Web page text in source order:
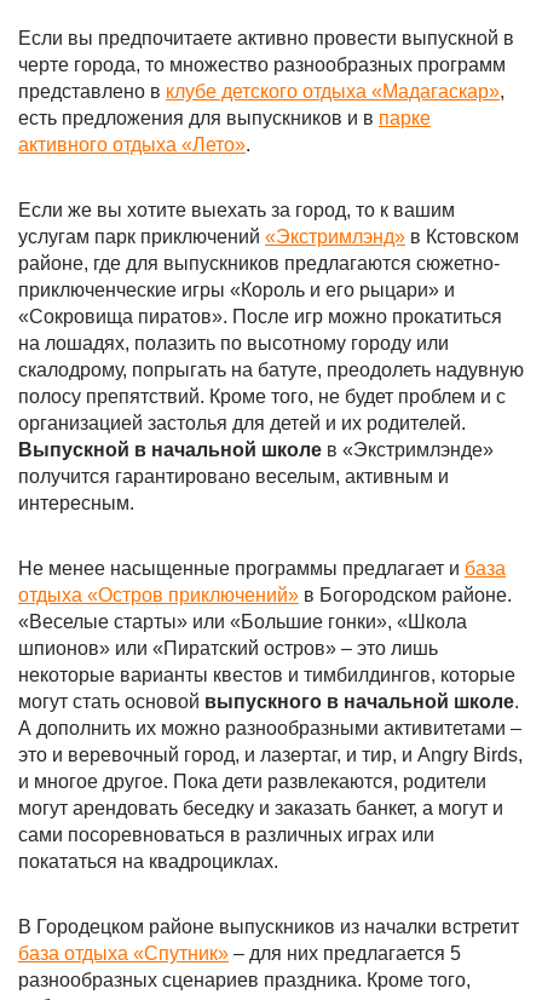
Если вы предпочитаете активно провести выпускной в
черте города, то множество разнообразных программ
представлено в клубе детского отдыха «Мадагаскар»,
есть предложения для выпускников и в парке
активного отдыха «Лето».
Если же вы хотите выехать за город, то к вашим
услугам парк приключений «Экстримлэнд» в Кстовском
районе, где для выпускников предлагаются сюжетно-
приключенческие игры «Король и его рыцари» и
«Сокровища пиратов». После игр можно прокатиться
на лошадях, полазить по высотному городу или
скалодрому, попрыгать на батуте, преодолеть надувную
полосу препятствий. Кроме того, не будет проблем и с
организацией застолья для детей и их родителей.
Выпускной в начальной школе в «Экстримлэнде»
получится гарантировано веселым, активным и
интересным.
Не менее насыщенные программы предлагает и база
отдыха «Остров приключений» в Богородском районе.
«Веселые старты» или «Большие гонки», «Школа
шпионов» или «Пиратский остров» – это лишь
некоторые варианты квестов и тимбилдингов, которые
могут стать основой выпускного в начальной школе.
А дополнить их можно разнообразными активитетами –
это и веревочный город, и лазертаг, и тир, и Angry Birds,
и многое другое. Пока дети развлекаются, родители
могут арендовать беседку и заказать банкет, а могут и
сами посоревноваться в различных играх или
покататься на квадроциклах.
В Городецком районе выпускников из началки встретит
база отдыха «Спутник» – для них предлагается 5
разнообразных сценариев праздника. Кроме того,